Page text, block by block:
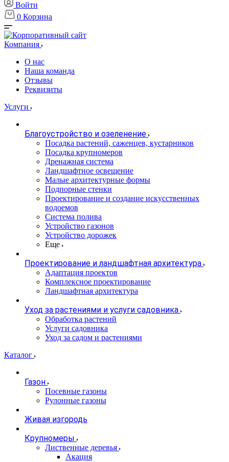
Войти
0 Корзина
Компания
О нас
Наша команда
Отзывы
Реквизиты
Услуги
Благоустройство и озеленение
Посадка растений, саженцев, кустарников
Посадка крупномеров
Дренажная система
Ландшафтное освещение
Малые архитектурные формы
Подпорные стенки
Проектирование и создание искусственных
водоемов
Система полива
Устройство газонов
Устройство дорожек
Еще
Проектирование и ландшафтная архитектура
Адаптация проектов
Комплексное проектирование
Ландшафтная архитектура
Уход за растениями и услуги садовника
Обработка растений
Услуги садовника
Уход за садом и растениями
Каталог
Газон
Посевные газоны
Рулонные газоны
Живая изгородь
Крупномеры
Лиственные деревья
Акация